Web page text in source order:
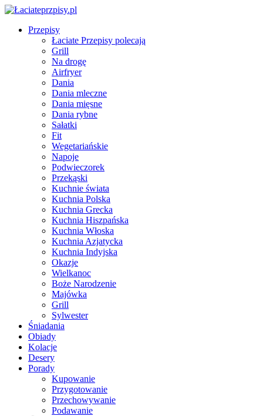
Przepisy
Łaciate Przepisy polecają
Grill
Na drogę
Airfryer
Dania
Dania mleczne
Dania mięsne
Dania rybne
Sałatki
Fit
Wegetariańskie
Napoje
Podwieczorek
Przekąski
Kuchnie świata
Kuchnia Polska
Kuchnia Grecka
Kuchnia Hiszpańska
Kuchnia Włoska
Kuchnia Azjatycka
Kuchnia Indyjska
Okazje
Wielkanoc
Boże Narodzenie
Majówka
Grill
Sylwester
Śniadania
Obiady
Kolacje
Desery
Porady
Kupowanie
Przygotowanie
Przechowywanie
Podawanie